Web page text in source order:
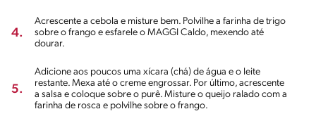
4.
Acrescente a cebola e misture bem. Polvilhe a farinha de trigo
sobre o frango e esfarele o MAGGI Caldo, mexendo até
dourar.
5.
Adicione aos poucos uma xícara (chá) de água e o leite
restante. Mexa até o creme engrossar. Por último, acrescente
a salsa e coloque sobre o purê. Misture o queijo ralado com a
farinha de rosca e polvilhe sobre o frango.